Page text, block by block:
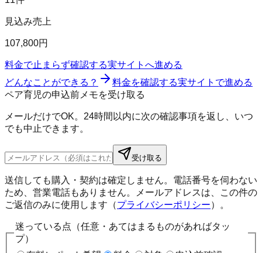
見込み売上
107,800円
料金で止まらず確認する実サイトへ進める
どんなことができる？
料金を確認する実サイトで進める
ペア育児の申込前メモを受け取る
メールだけでOK。24時間以内に次の確認事項を返し、いつ
でも中止できます。
受け取る
送信しても購入・契約は確定しません。電話番号を伺わない
ため、営業電話もありません。メールアドレスは、この件の
ご返信のみに使用します（プライバシーポリシー）。
迷っている点（任意・あてはまるものがあればタッ
プ）